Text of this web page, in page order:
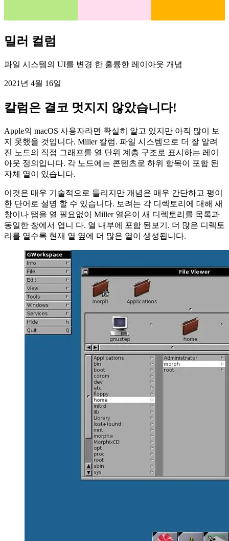
밀러 컬럼
파일 시스템의 UI를 변경 한 훌륭한 레이아웃 개념
칼럼은 결코 멋지지 않았습니다!
Apple의 macOS 사용자라면 확실히 알고 있지만 아직 많이 보
지 못했을 것입니다. Miller 칼럼. 파일 시스템으로 더 잘 알려
진 노드의 직접 그래프를 열 단위 계층 구조로 표시하는 레이
아웃 정의입니다. 각 노드에는 콘텐츠로 하위 항목이 포함 된
자체 열이 있습니다.
이것은 매우 기술적으로 들리지만 개념은 매우 간단하고 평이
한 단어로 설명 할 수 있습니다. 보려는 각 디렉토리에 대해 새
창이나 탭을 열 필요없이 Miller 열은이 새 디렉토리를 목록과
동일한 창에서 엽니 다. 열 내부에 포함 된보기. 더 많은 디렉토
리를 열수록 현재 열 옆에 더 많은 열이 생성됩니다.